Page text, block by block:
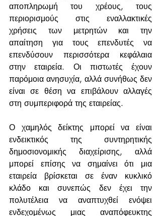
αποπληρωμή του χρέους, τους
περιορισμούς στις εναλλακτικές
χρήσεις των μετρητών και την
απαίτηση για τους επενδυτές να
επενδύσουν περισσότερα κεφάλαια
στην εταιρεία. Οι πιστωτές έχουν
παρόμοια ανησυχία, αλλά συνήθως δεν
είναι σε θέση να επιβάλουν αλλαγές
στη συμπεριφορά της εταιρείας.
Ο χαμηλός δείκτης μπορεί να είναι
ενδεικτικός της συντηρητικής
δημοσιονομικής διαχείρισης, αλλά
μπορεί επίσης να σημαίνει ότι μια
εταιρεία βρίσκεται σε έναν κυκλικό
κλάδο και συνεπώς δεν έχει την
πολυτέλεια να αναπτυχθεί ενόψει
ενδεχομένως μιας αναπόφευκτης